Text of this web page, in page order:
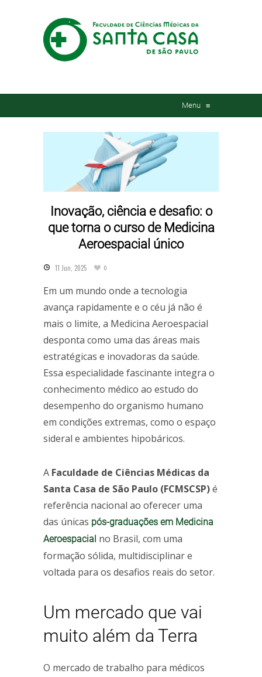
Menu ≡
Inovação, ciência e desafio: o
que torna o curso de Medicina
Aeroespacial único
11 Jun, 2025 0
Em um mundo onde a tecnologia
avança rapidamente e o céu já não é
mais o limite, a Medicina Aeroespacial
desponta como uma das áreas mais
estratégicas e inovadoras da saúde.
Essa especialidade fascinante integra o
conhecimento médico ao estudo do
desempenho do organismo humano
em condições extremas, como o espaço
sideral e ambientes hipobáricos.
A Faculdade de Ciências Médicas da
Santa Casa de São Paulo (FCMSCSP)é
referência nacional ao oferecer uma
das únicas pós-graduações em Medicina
Aeroespacial no Brasil, com uma
formação sólida, multidisciplinar e
voltada para os desafios reais do setor.
Um mercado que vai
muito além da Terra
O mercado de trabalho para médicos